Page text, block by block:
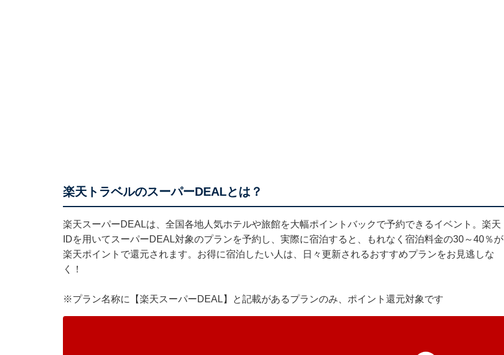
楽天トラベルのスーパーDEALとは？
楽天スーパーDEALは、全国各地人気ホテルや旅館を大幅ポイントバックで予約できるイベント。楽天
IDを用いてスーパーDEAL対象のプランを予約し、実際に宿泊すると、もれなく宿泊料金の30～40％が
楽天ポイントで還元されます。お得に宿泊したい人は、日々更新されるおすすめプランをお見逃しな
く！
※プラン名称に【楽天スーパーDEAL】と記載があるプランのみ、ポイント還元対象です